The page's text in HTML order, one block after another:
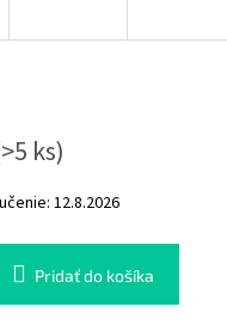
ks)
12.8.2026
Pridať do košíka